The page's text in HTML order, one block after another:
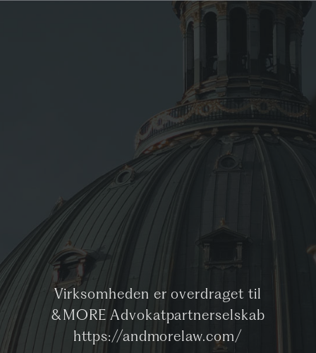
Virksomheden er overdraget til
&MORE Advokatpartnerselskab
https://andmorelaw.com/